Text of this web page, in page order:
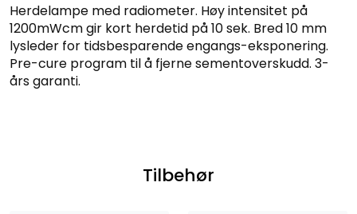
Herdelampe med radiometer. Høy intensitet på
1200mWcm gir kort herdetid på 10 sek. Bred 10 mm
lysleder for tidsbesparende engangs-eksponering.
Pre-cure program til å fjerne sementoverskudd. 3-
års garanti.
Tilbehør